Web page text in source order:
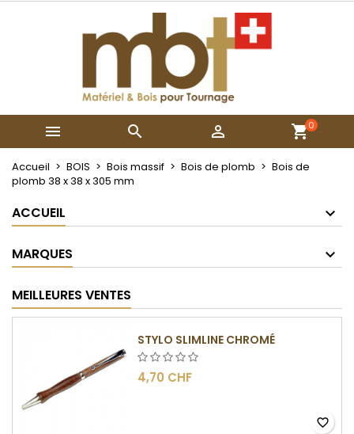
   0
Accueil BOIS Bois massif Bois de plomb
Bois de
plomb 38 x 38 x 305 mm
ACCUEIL
MARQUES
MEILLEURES VENTES
STYLO SLIMLINE CHROMÉ
4,70 CHF
favorite_border
Mes listes
Créer une nouvelle liste
Créer une liste d'envies
Connexion
Vous devez être connecté pour ajouter des produits
à votre liste d'envies.
Annuler Connexion